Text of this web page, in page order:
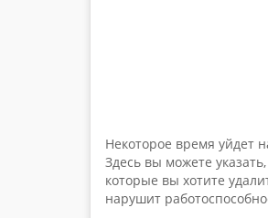
Некоторое время уйдет
Здесь вы можете
которые вы хотите
нарушит